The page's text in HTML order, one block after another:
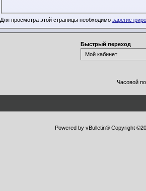
Для просмотра этой страницы необходимо
Быстрый переход
Часовой
Powered by vBulletin® Copyright